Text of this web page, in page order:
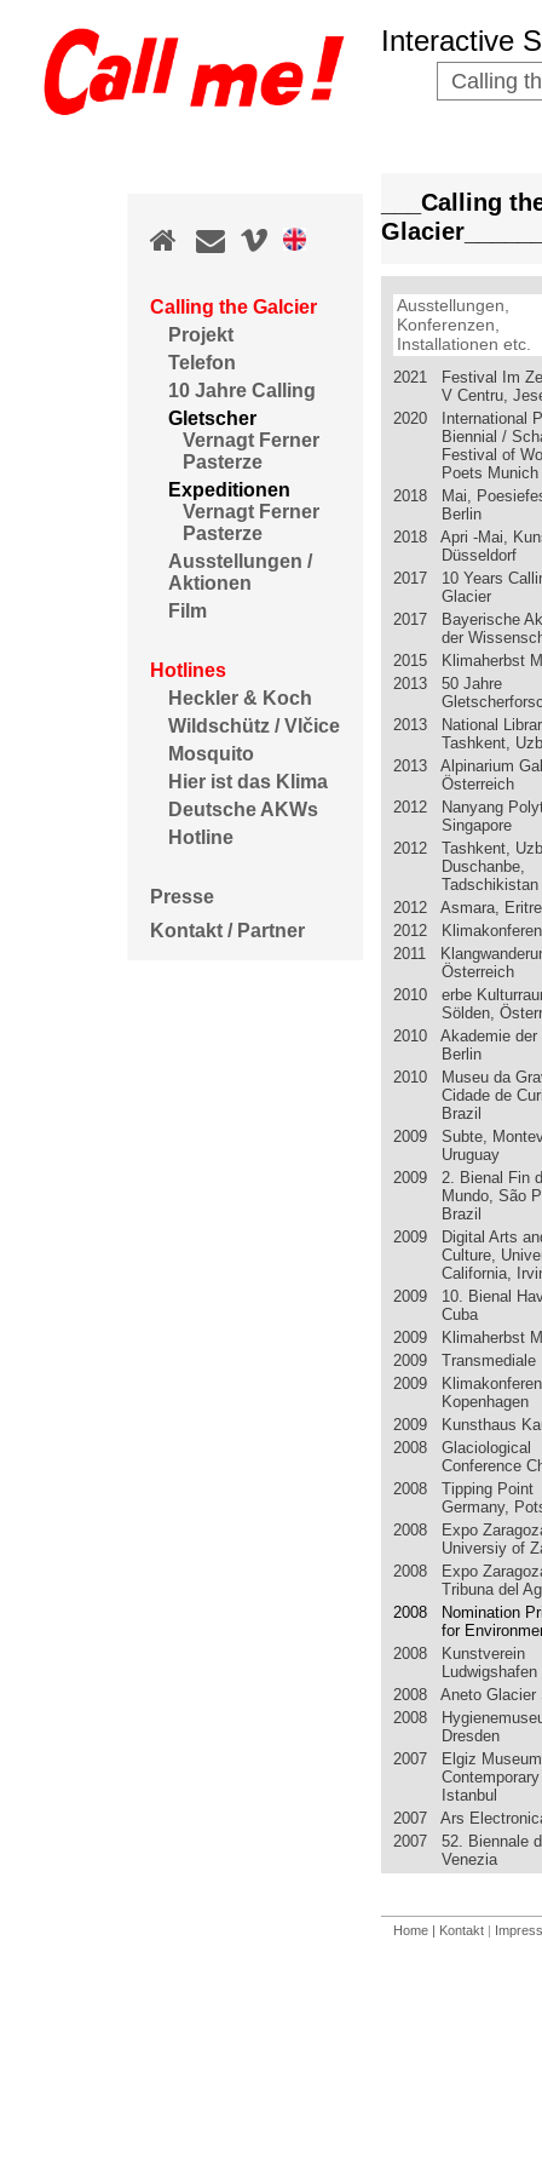
Calling the Galcier
Projekt
Telefon
10 Jahre Calling
Gletscher
Vernagt Ferner
Pasterze
Expeditionen
Vernagt Ferner
Pasterze
Ausstellungen /
Aktionen
Film
Hotlines
Heckler & Koch
Wildschütz / Vlčice
Mosquito
Hier ist das Klima
Deutsche AKWs
Hotline
Presse
Kontakt / Partner
Interactive
Calling
___Calling
Ausstellungen,
Konferenzen,
Installationen etc.
2021 Festival Im
V Centru,
2020 International
Biennial /
Festival of
Poets Munich
2018 Mai,
Berlin
2018 Apri -Mai,
Düsseldorf
2017 10 Years
Glacier
2017 Bayerische
der
2015 Klimaherbst
2013 50 Jahre
2013 National
Tashkent,
2013 Alpinarium
Österreich
2012 Nanyang
Singapore
2012 Tashkent,
Duschanbe,
Tadschikistan
2012 Asmara,
2012
2011
Österreich
2010 erbe
Sölden,
2010 Akademie der
Berlin
2010 Museu da
Cidade de
Brazil
2009 Subte,
Uruguay
2009 2. Bienal Fin
Mundo, São
Brazil
2009 Digital Arts
Culture,
California,
2009 10. Bienal
Cuba
2009 Klimaherbst
2009 Transmediale
2009
Kopenhagen
2009 Kunsthaus
2008 Glaciological
Conference
2008 Tipping Point
Germany,
2008 Expo
Universiy of
2008 Expo
Tribuna del
2008 Nomination
for
2008 Kunstverein
Ludwigshafen
2008 Aneto Glacier
2008
Dresden
2007 Elgiz
Istanbul
2007 Ars
2007 52. Biennale
Venezia
Home | Kontakt |